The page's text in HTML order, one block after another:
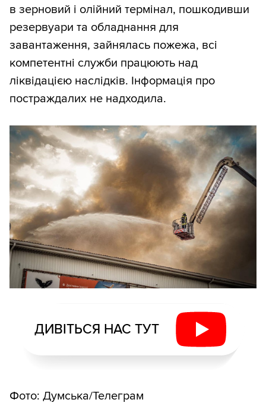
в зерновий і олійний термінал, пошкодивши
резервуари та обладнання для
завантаження, зайнялась пожежа, всі
компетентні служби працюють над
ліквідацією наслідків. Інформація про
постраждалих не надходила.
ДИВІТЬСЯ НАС ТУТ
Фото: Думська/Телеграм